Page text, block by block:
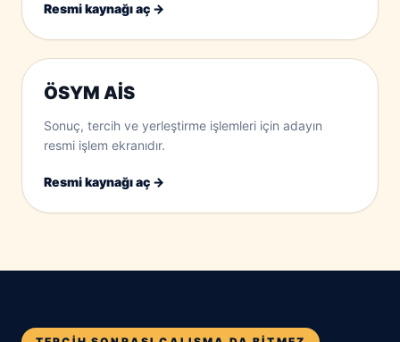
Resmi kaynağı aç →
ÖSYM AİS
Sonuç, tercih ve yerleştirme işlemleri için adayın
resmi işlem ekranıdır.
Resmi kaynağı aç →